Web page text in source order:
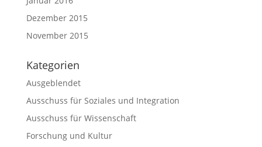
Dezember 2015
November 2015
Kategorien
Ausgeblendet
Ausschuss für Soziales und Integration
Ausschuss für Wissenschaft
Forschung und Kultur